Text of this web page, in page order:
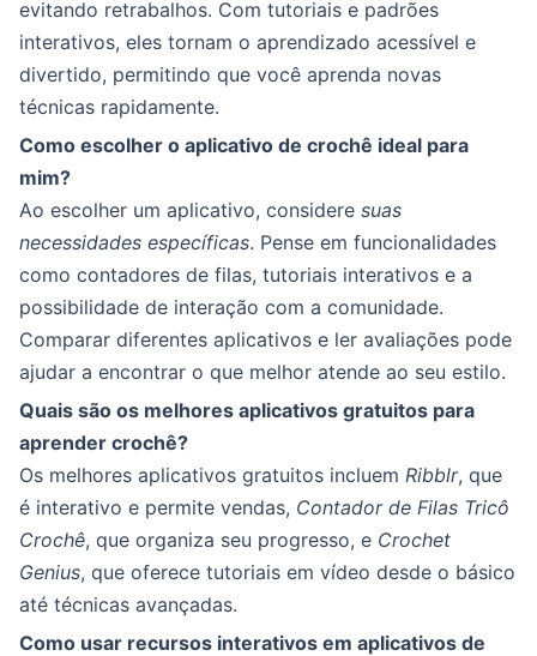
evitando retrabalhos. Com tutoriais e padrões
interativos, eles tornam o aprendizado acessível e
divertido, permitindo que você aprenda novas
técnicas rapidamente.
Como escolher o aplicativo de crochê ideal para
mim?
Ao escolher um aplicativo, considere suas
necessidades específicas. Pense em funcionalidades
como contadores de filas, tutoriais interativos e a
possibilidade de interação com a comunidade.
Comparar diferentes aplicativos e ler avaliações pode
ajudar a encontrar o que melhor atende ao seu estilo.
Quais são os melhores aplicativos gratuitos para
aprender crochê?
Os melhores aplicativos gratuitos incluem Ribblr, que
é interativo e permite vendas, Contador de Filas Tricô
Crochê, que organiza seu progresso, e Crochet
Genius, que oferece tutoriais em vídeo desde o básico
até técnicas avançadas.
Como usar recursos interativos em aplicativos de